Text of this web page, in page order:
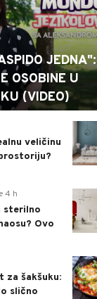
JEDNA":
OSOBINE U
(VIDEO)
veličinu
4 h
sterilno
Ovo
za šakšuku:
slično